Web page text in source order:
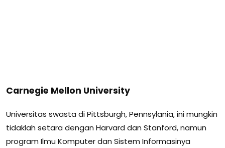
Carnegie Mellon University
Universitas swasta di Pittsburgh, Pennsylania, ini mungkin
tidaklah setara dengan Harvard dan Stanford, namun
program Ilmu Komputer dan Sistem Informasinya